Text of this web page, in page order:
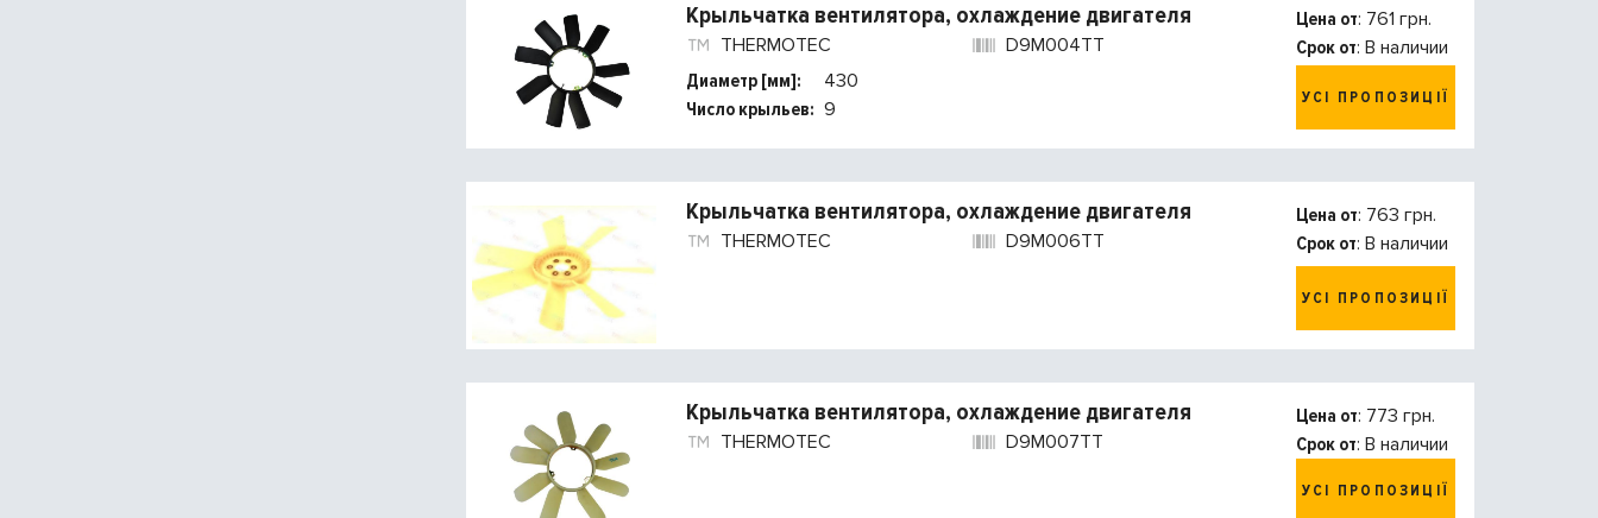
Крыльчатка вентилятора, охлаждение двигателя
THERMOTEC
D9M004TT
Диаметр [мм]:
430
Число крыльев: 9
Цена от: 761 грн.
Срок от: В наличии
УСІ ПРОПОЗИЦІЇ
Крыльчатка вентилятора, охлаждение двигателя
THERMOTEC D9M006TT
Цена от: 763 грн.
Срок от: В наличии
УСІ ПРОПОЗИЦІЇ
Крыльчатка вентилятора, охлаждение двигателя
THERMOTEC D9M007TT
Цена от: 773 грн.
Срок от: В наличии
УСІ ПРОПОЗИЦІЇ